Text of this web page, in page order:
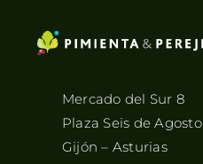
Mercado del Sur 8
Plaza Seis de Agosto
Gijón – Asturias